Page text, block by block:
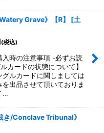
Grave》【R】 [土
(税込)
入時の注意事項 -必ずお読
カードの状態について】
ルカードに関しましては
出品させて頂いておりま
…
き/Conclave Tribunal》